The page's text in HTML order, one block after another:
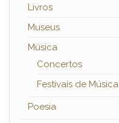
Livros
Museus
Música
Concertos
Festivais de Música
Poesia